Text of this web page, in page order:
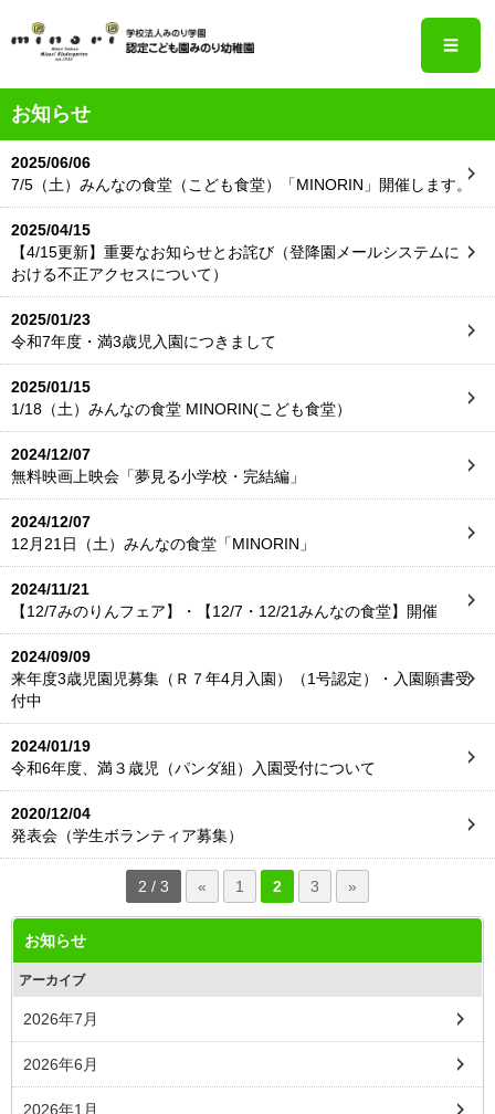
☰
お知らせ
2025/06/06
7/5（土）みんなの食堂（こども食堂）「MINORIN」開催します。
2025/04/15
【4/15更新】重要なお知らせとお詫び（登降園メールシステムに
おける不正アクセスについて）
2025/01/23
令和7年度・満3歳児入園につきまして
2025/01/15
1/18（土）みんなの食堂 MINORIN(こども食堂）
2024/12/07
無料映画上映会「夢見る小学校・完結編」
2024/12/07
12月21日（土）みんなの食堂「MINORIN」
2024/11/21
【12/7みのりんフェア】・【12/7・12/21みんなの食堂】開催
2024/09/09
来年度3歳児園児募集（Ｒ７年4月入園）（1号認定）・入園願書受
付中
2024/01/19
令和6年度、満３歳児（パンダ組）入園受付について
2020/12/04
発表会（学生ボランティア募集）
2 / 3 « 1 2 3 »
お知らせ
アーカイブ
2026年7月
2026年6月
2026年1月